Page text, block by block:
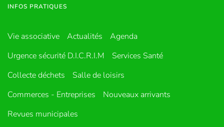
INFOS PRATIQUES
Vie associative Actualités
Agenda
Urgence sécurité D.I.C.R.I.M
Services Santé
Collecte déchets
Salle de loisirs
Commerces - Entreprises
Nouveaux arrivants
Revues municipales